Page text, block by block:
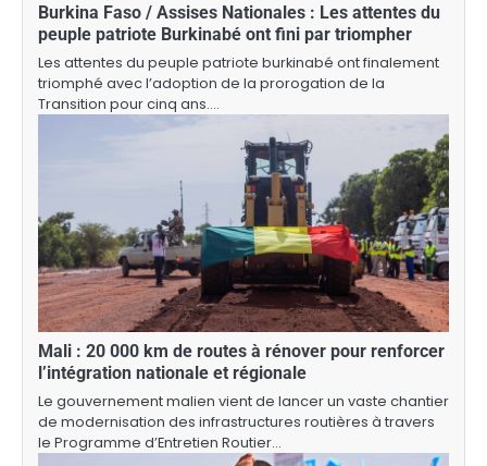
Burkina Faso / Assises Nationales : Les attentes du
peuple patriote Burkinabé ont fini par triompher
Les attentes du peuple patriote burkinabé ont finalement
triomphé avec l’adoption de la prorogation de la
Transition pour cinq ans.…
Mali : 20 000 km de routes à rénover pour renforcer
l’intégration nationale et régionale
Le gouvernement malien vient de lancer un vaste chantier
de modernisation des infrastructures routières à travers
le Programme d’Entretien Routier…